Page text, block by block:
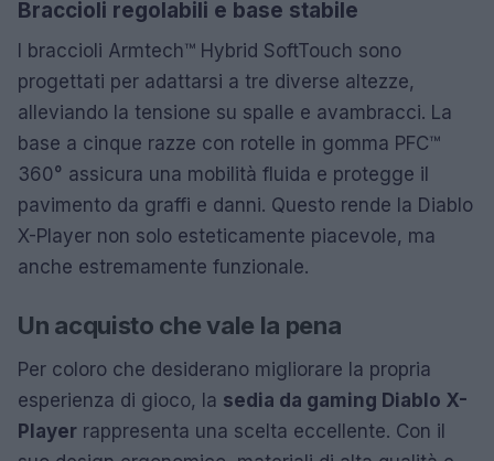
Braccioli regolabili e base stabile
I braccioli Armtech™ Hybrid SoftTouch sono
progettati per adattarsi a tre diverse altezze,
alleviando la tensione su spalle e avambracci. La
base a cinque razze con rotelle in gomma PFC™
360° assicura una mobilità fluida e protegge il
pavimento da graffi e danni. Questo rende la Diablo
X-Player non solo esteticamente piacevole, ma
anche estremamente funzionale.
Un acquisto che vale la pena
Per coloro che desiderano migliorare la propria
esperienza di gioco, la sedia da gaming Diablo X-
Player rappresenta una scelta eccellente. Con il